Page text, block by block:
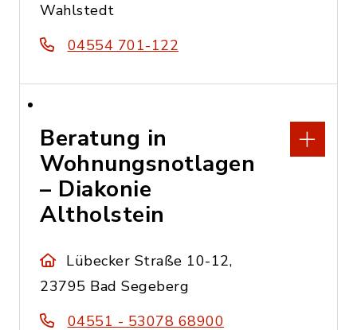
Wahlstedt
04554 701-122
Beratung in
Wohnungsnotlagen
– Diakonie
Altholstein
Lübecker Straße 10-12,
23795 Bad Segeberg
04551 - 53078 68900